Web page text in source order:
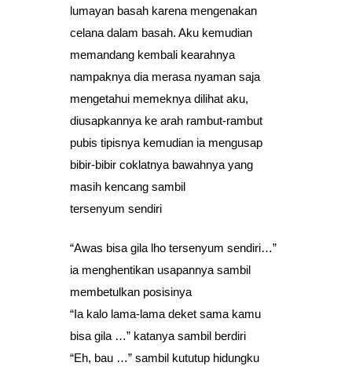
lumayan basah karena mengenakan
celana dalam basah. Aku kemudian
memandang kembali kearahnya
nampaknya dia merasa nyaman saja
mengetahui memeknya dilihat aku,
diusapkannya ke arah rambut-rambut
pubis tipisnya kemudian ia mengusap
bibir-bibir coklatnya bawahnya yang
masih kencang sambil
tersenyum sendiri
“Awas bisa gila lho tersenyum sendiri…”
ia menghentikan usapannya sambil
membetulkan posisinya
“Ia kalo lama-lama deket sama kamu
bisa gila …” katanya sambil berdiri
“Eh, bau …” sambil kututup hidungku